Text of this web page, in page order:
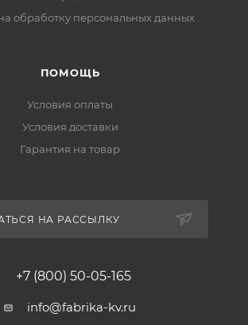
обработку персональных данных
ПОМОЩЬ
Условия оплаты
Условия доставки
Гарантия на товар
НА РАССЫЛКУ
+7 (800) 50-05-165
info@fabrika-kv.ru